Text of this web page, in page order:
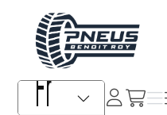
Pneus Benoit Roy
Sélecteur de langue
Se
connecter
/fr/